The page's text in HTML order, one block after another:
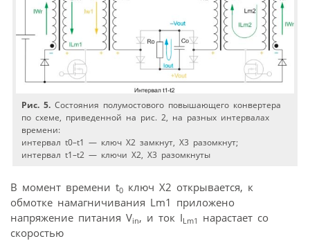
Рис. 5. Состояния полумостового повышающего конвертера
по схеме, приведенной на рис. 2, на разных интервалах
времени:
интервал t0–t1 — ключ Х2 замкнут, Х3 разомкнут;
интервал t1–t2 — ключи Х2, Х3 разомкнуты
В момент времени t0 ключ Х2 открывается, к
обмотке намагничивания Lm1 приложено
напряжение питания Vin, и ток ILm1
нарастает со
скоростью